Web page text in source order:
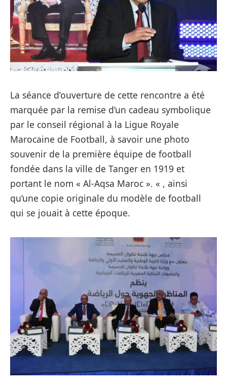
La séance d’ouverture de cette rencontre a été
marquée par la remise d’un cadeau symbolique
par le conseil régional à la Ligue Royale
Marocaine de Football, à savoir une photo
souvenir de la première équipe de football
fondée dans la ville de Tanger en 1919 et
portant le nom « Al-Aqsa Maroc ». « , ainsi
qu’une copie originale du modèle de football
qui se jouait à cette époque.